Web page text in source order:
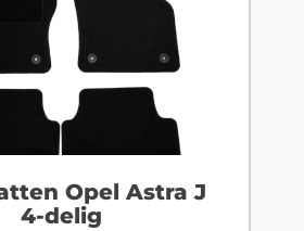
Opel Astra J
4-delig